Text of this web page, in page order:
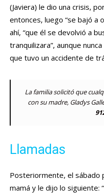
(Javiera) le dio una crisis,
entonces, luego “se bajó a
ahí, “que él se devolvió a
tranquilizara”, aunque
que tuvo un accidente de
La familia solicitó que
con su madre, Gladys
Llamadas
Posteriormente, el sábado
mamá y le dijo lo siguiente: